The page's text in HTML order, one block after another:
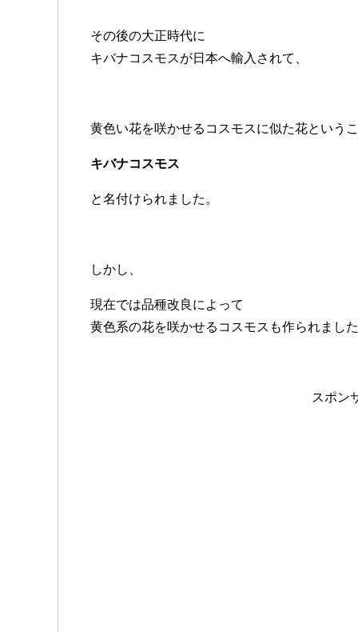
その後の大正時代に
キバナコスモスが日本へ輸入されて、
黄色い花を咲かせるコスモスに似た花という
キバナコスモス
と名付けられました。
しかし、
現在では品種改良によって
黄色系の花を咲かせるコスモスも作られまし
スポン